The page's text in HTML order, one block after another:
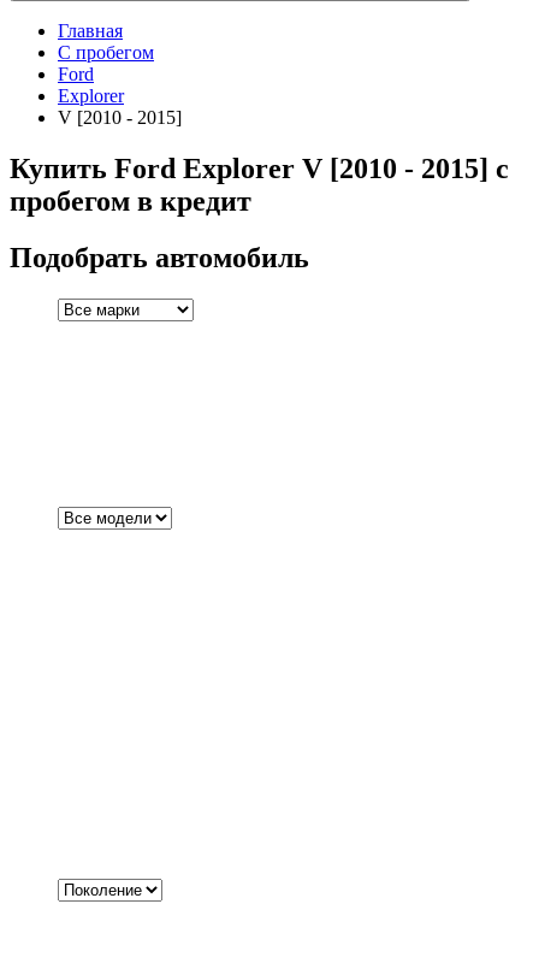
Главная
С пробегом
Ford
Explorer
V [2010 - 2015]
Купить Ford Explorer V [2010 - 2015] с
пробегом в кредит
Подобрать автомобиль